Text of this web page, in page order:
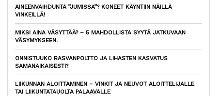
AINEENVAIHDUNTA ”JUMISSA”? KONEET KÄYNTIIN NÄILLÄ
VINKEILLÄ!
MIKSI AINA VÄSYTTÄÄ? – 5 MAHDOLLISTA SYYTÄ JATKUVAAN
VÄSYMYKSEEN.
ONNISTUUKO RASVANPOLTTO JA LIHASTEN KASVATUS
SAMANAIKAISESTI?
LIIKUNNAN ALOITTAMINEN – VINKIT JA NEUVOT ALOITTELIJALLE
TAI LIIKUNTATAUOLTA PALAAVALLE